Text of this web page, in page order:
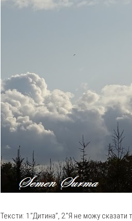
Тексти: 1.”Дитина”, 2.”Я не можу сказати